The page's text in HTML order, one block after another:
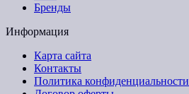
Бренды
Информация
Карта сайта
Контакты
Политика конфиденциальности